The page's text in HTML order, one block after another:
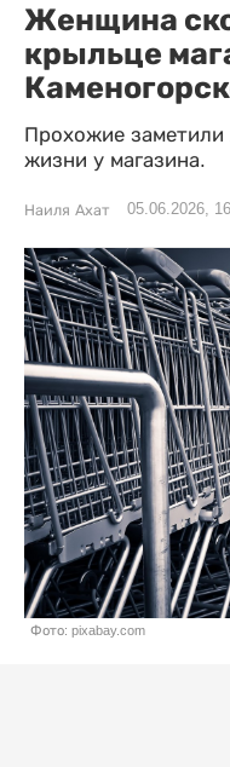
Женщина
крыльце
Прохожие
жизни у магазина.
Наиля Ахат 05.06.2026,
Фото: pixabay.com